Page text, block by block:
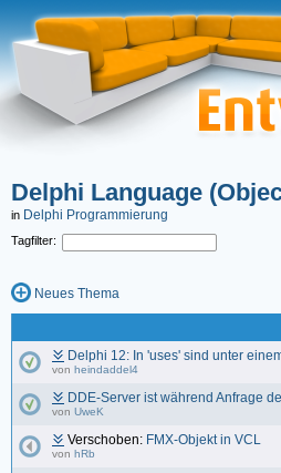
Delphi Language
in Delphi Programmierung
Tagfilter:
Neues Thema
Delphi 12: In 'uses' sind unter
von heindaddel4
DDE-Server ist während Anfrage
von UweK
Verschoben: FMX-Objekt in VCL
von hRb